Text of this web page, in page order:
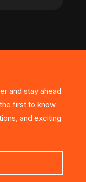
and stay ahead
first to know
and exciting